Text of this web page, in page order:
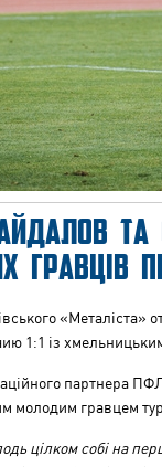
ГРАВЦІВ
«Металіста»
1:1 із
партнера
молодим гравцем
цілком собі на